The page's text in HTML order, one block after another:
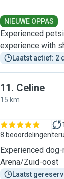
NIEUWE OPPAS
Experienced
experience with
Laatst actief: 2
11. Celine
15 km
8 beoordelingen
1
Experienced
Arena/Zuid-oost
Laatst